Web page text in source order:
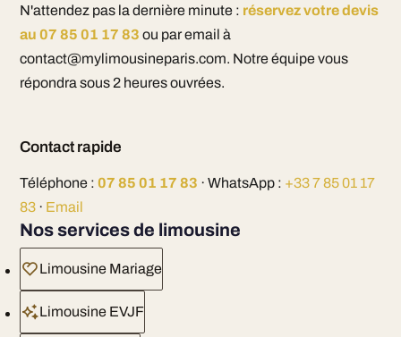
N'attendez pas la dernière minute : réservez votre devis
au 07 85 01 17 83 ou par email à
contact@mylimousineparis.com. Notre équipe vous
répondra sous 2 heures ouvrées.
Contact rapide
Téléphone : 07 85 01 17 83 · WhatsApp : +33 7 85 01 17
83· Email
Nos services de limousine
Limousine Mariage
Limousine EVJF